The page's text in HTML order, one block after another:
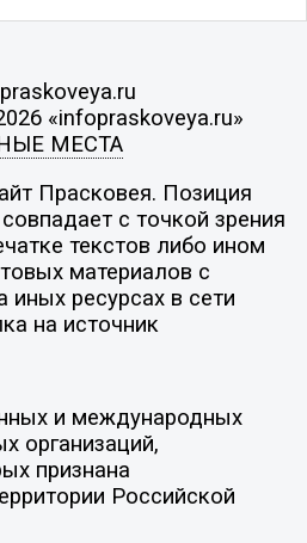
«infopraskoveya.ru»
МЕСТА
Прасковея. Позиция
с точкой зрения
текстов либо ином
материалов с
иных ресурсах в сети
на источник
и международных
организаций,
признана
Российской